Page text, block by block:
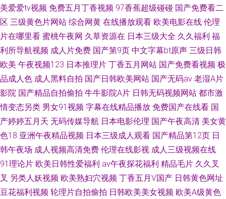
美爱爱tv视频 免费五月丁香视频 97香蕉超级碰碰 国产免费看二
区 三级黄色片网站 综合网黄 在线播放观看 欧美电影在线 伦理
片在哪里看 蜜桃午夜网 久草资源在 日本三级大全 久久福利 福
利所导航视频 成人片免费 国产第9页 中文字幕bt原声 三级日韩
欧美 午夜视频123 日本推理片 丁香五月网站 国产免费看视频 极
品成人色 成人黑料自拍 国产日韩欧美网站 国产无码av 老湿A片
影院 国产精品自拍偷拍 牛牛影院A片 日韩无码视频网站 都市激
情变态另类 男女91视频 字幕在线精品播放 免费国产在线看 国
产婷婷五月天 无码传媒导航 日本电影伦理 国产午夜高清 美女黄
色18 亚洲午夜精品视频 日本三级成人观看 国产精品第12页 日
韩午夜场 成人视频高清免费 伦理在线影视 成人三级视频在线
91理论片 欧美日韩性爱福利 av午夜探花福利 精品毛片 久久叉
叉 另类人妖视频 欧美熟妇穴视频 丁香五月V国产 日韩黄色网址
豆花福利视频 轮理片自拍偷拍 日韩欧美美女视频 欧美A级黄色